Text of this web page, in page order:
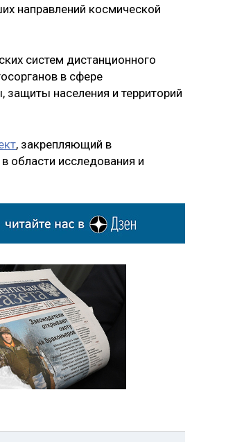
направлений космической
систем дистанционного
в сфере
защиты населения и территорий
, закрепляющий в
области исследования и